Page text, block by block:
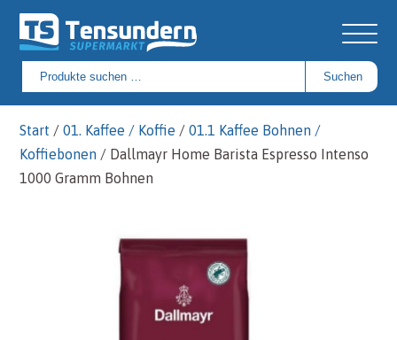
Suchen
nach:
Suchen
Start /01. Kaffee / Koffie /01.1 Kaffee Bohnen /
Koffiebonen / Dallmayr Home Barista Espresso Intenso
1000 Gramm Bohnen